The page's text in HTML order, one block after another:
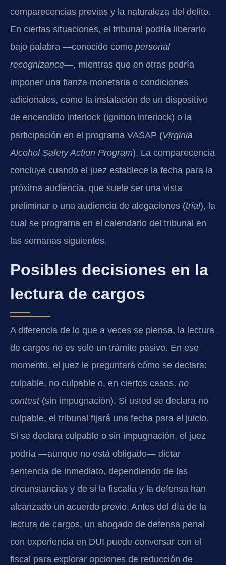
comparecencias previas y la naturaleza del delito.
En ciertas situaciones, el tribunal podría liberarlo
bajo palabra —conocido como personal
recognizance—, mientras que en otras podría
imponer una fianza monetaria o condiciones
adicionales, como la instalación de un dispositivo
de encendido interlock (ignition interlock) o la
participación en el programa VASAP (Virginia
Alcohol Safety Action Program). La comparecencia
concluye cuando el juez establece la fecha para la
próxima audiencia, que suele ser una vista
preliminar o una audiencia de alegaciones (trial), la
cual se programa en el calendario del tribunal en
las semanas siguientes.
Posibles decisiones en la
lectura de cargos
A diferencia de lo que a veces se piensa, la lectura
de cargos no es solo un trámite pasivo. En ese
momento, el juez le preguntará cómo se declara:
culpable, no culpable o, en ciertos casos, no
contest(sin impugnación). Si usted se declara no
culpable, el tribunal fijará una fecha para el juicio.
Si se declara culpable o sin impugnación, el juez
podría —aunque no está obligado— dictar
sentencia de inmediato, dependiendo de las
circunstancias y de si la fiscalía y la defensa han
alcanzado un acuerdo previo. Antes del día de la
lectura de cargos, un abogado de defensa penal
con experiencia en DUI puede conversar con el
fiscal para explorar opciones de reducción de